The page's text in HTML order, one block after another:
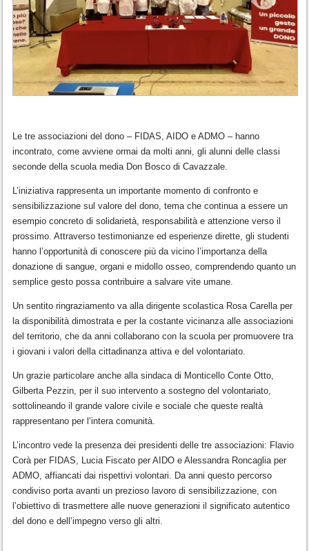
Le tre associazioni del dono – FIDAS ,AIDO eADMO – hanno
incontrato, come avviene ormai da molti anni, gli alunni delle classi
seconde della scuola media Don Bosco di Cavazzale.
L’iniziativa rappresenta un importante momento di confronto e
sensibilizzazione sul valore del dono, tema che continua a essere un
esempio concreto di solidarietà, responsabilità e attenzione verso il
prossimo. Attraverso testimonianze ed esperienze dirette, gli studenti
hanno l’opportunità di conoscere più da vicino l’importanza della
donazione di sangue, organi e midollo osseo, comprendendo quanto un
semplice gesto possa contribuire a salvare vite umane.
Un sentito ringraziamento va alla dirigente scolastica Rosa Carella per
la disponibilità dimostrata e per la costante vicinanza alle associazioni
del territorio, che da anni collaborano con la scuola per promuovere tra
i giovani i valori della cittadinanza attiva e del volontariato.
Un grazie particolare anche alla sindaca di Monticello Conte Otto
Gilberta Pezzin , per il suo intervento a sostegno del volontariato,
sottolineando il grande valore civile e sociale che queste realtà
rappresentano per l’intera comunità.
L’incontro vede la presenza dei presidenti delle tre associazioni: Flavio
Corà per FIDAS, Lucia Fiscato per AIDO eAlessandra Roncaglia per
ADMO, affiancati dai rispettivi volontari. Da anni questo percorso
condiviso porta avanti un prezioso lavoro di sensibilizzazione, con
l’obiettivo di trasmettere alle nuove generazioni il significato autentico
del dono e dell’impegno verso gli altri.